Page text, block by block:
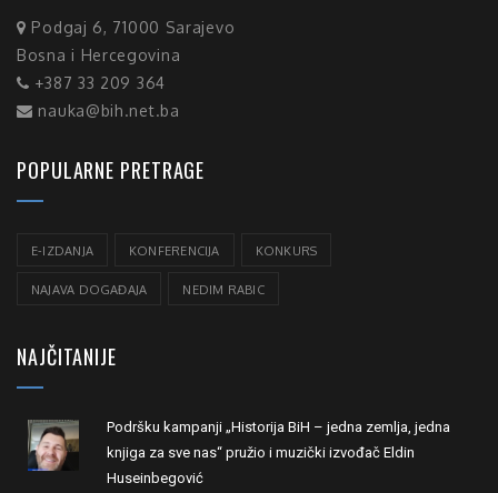
Podgaj 6, 71000 Sarajevo
Bosna i Hercegovina
+387 33 209 364
nauka@bih.net.ba
POPULARNE PRETRAGE
E-IZDANJA KONFERENCIJA KONKURS
NAJAVA DOGAĐAJA NEDIM RABIC
NAJČITANIJE
Podršku kampanji „Historija BiH – jedna zemlja, jedna
knjiga za sve nas“ pružio i muzički izvođač Eldin
Huseinbegović